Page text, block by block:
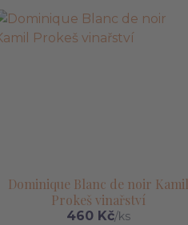
Dominique Blanc de noir Kamil
Prokeš vinařství
460 Kč/ks